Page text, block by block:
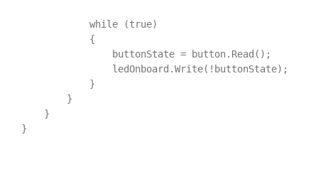
            while (true)
            {
                buttonState = button.Read();
                ledOnboard.Write(!buttonState);
            }
        }
    }
}